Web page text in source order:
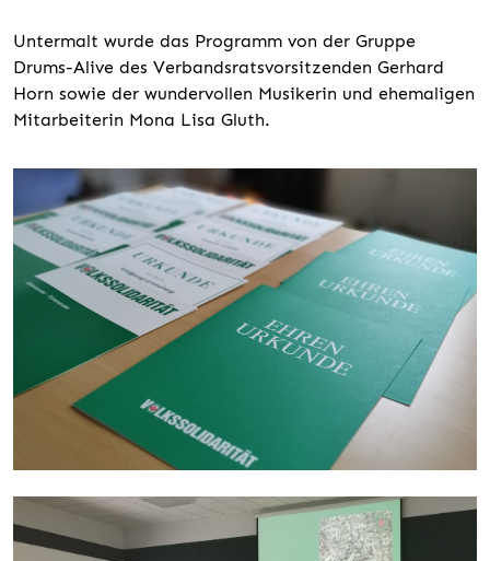
Untermalt wurde das Programm von der Gruppe
Drums-Alive des Verbandsratsvorsitzenden Gerhard
Horn sowie der wundervollen Musikerin und ehemaligen
Mitarbeiterin Mona Lisa Gluth.